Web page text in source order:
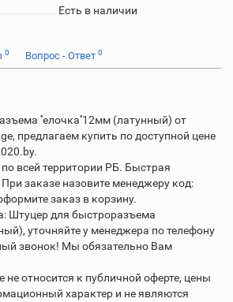
Есть в наличии
0 Вопрос - Ответ 0
''елочка''12мм (латунный) от
предлагаем купить по доступной цене
всей территории РБ. Быстрая
заказе назовите менеджеру код:
заказ в корзину.
для быстроразъема
уточняйте у менеджера по телефону
звонок! Мы обязательно Вам
относится к публичной оферте, цены
характер и не являются